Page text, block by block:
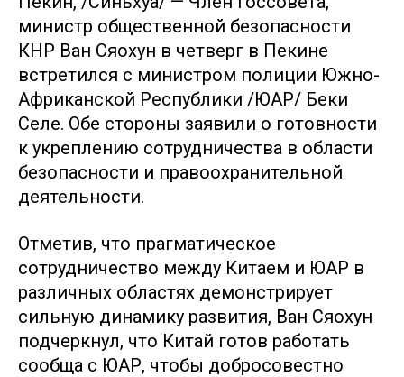
министр общественной безопасности
КНР Ван Сяохун в четверг в Пекине
встретился с министром полиции Южно-
Африканской Республики /ЮАР/ Беки
Селе. Обе стороны заявили о готовности
к укреплению сотрудничества в области
безопасности и правоохранительной
деятельности.
Отметив, что прагматическое
сотрудничество между Китаем и ЮАР в
различных областях демонстрирует
сильную динамику развития, Ван Сяохун
подчеркнул, что Китай готов работать
сообща с ЮАР, чтобы добросовестно